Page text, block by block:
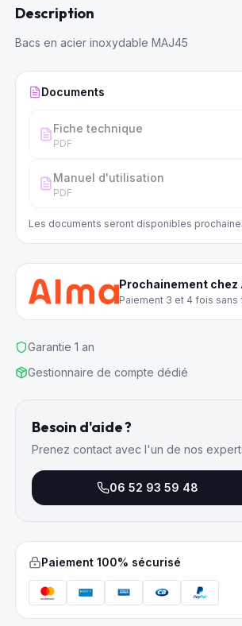
Description
Bacs en acier inoxydable MAJ45
Documents
Fiche technique
PDF
Manuel d'utilisation
PDF
Les documents seront disponibles
Prochainement chez
Paiement 3 et 4 fois
Garantie 1 an
Gestionnaire de compte dédié
Besoin d'aide ?
Prenez contact avec l'un de nos
06 52 93 59 48
Paiement 100% sécurisé